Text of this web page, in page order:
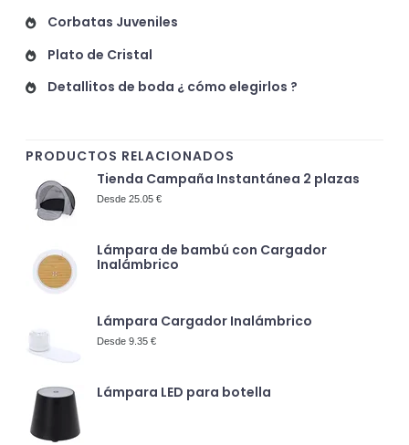
Corbatas Juveniles
Plato de Cristal
Detallitos de boda ¿ cómo elegirlos ?
PRODUCTOS RELACIONADOS
Tienda Campaña Instantánea 2 plazas
Desde 25.05 €
Lámpara de bambú con Cargador
Inalámbrico
Lámpara Cargador Inalámbrico
Desde 9.35 €
Lámpara LED para botella